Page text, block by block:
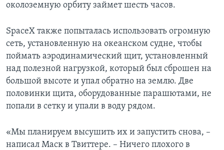
околоземную орбиту займет шесть часов.
SpaceX также попыталась использовать огромную
сеть, установленную на океанском судне, чтобы
поймать аэродинамический щит, установленный
над полезной нагрузкой, который был сброшен на
большой высоте и упал обратно на землю. Две
половинки щита, оборудованные парашютами, не
попали в сетку и упали в воду рядом.
«Мы планируем высушить их и запустить снова, –
написал Маск в Твиттере. – Ничего плохого в